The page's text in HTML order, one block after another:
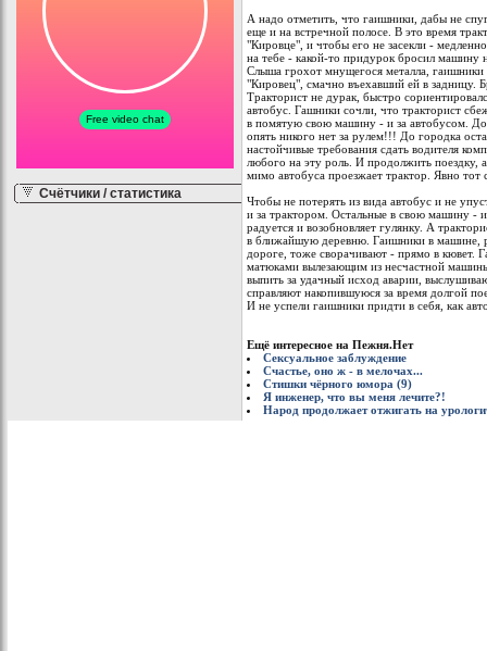
Счётчики / статистика
А надо отметить, что гаишники, дабы не
еще и на встречной полосе. В это время
"Кировце", и чтобы его не засекли -
на тебе - какой-то придурок бросил машину
Слыша грохот мнущегося металла, гаишники
"Кировец", смачно въехавший ей в задницу.
Тракторист не дурак, быстро
автобус. Гашники сочли, что тракторист
в помятую свою машину - и за автобусом.
опять никого нет за рулем!!! До городка
настойчивые требования сдать водителя
любого на эту роль. И продолжить поездку,
мимо автобуса проезжает трактор. Явно тот
Чтобы не потерять из вида автобус и не
и за трактором. Остальные в свою машину -
радуется и возобновляет гулянку. А
в ближайшую деревню. Гаишники в машине,
дороге, тоже сворачивают - прямо в кювет.
матюками вылезающим из несчастной
выпить за удачный исход аварии,
справляют накопившуюся за время долгой
И не успели гаишники придти в себя, как
Ещё интересное на Пежня.Нет
Сексуальное заблуждение
Cчастье, оно ж - в мелочах...
Стишки чёрного юмора (9)
Я инженер, что вы меня лечите?!
Народ продолжает отжигать на